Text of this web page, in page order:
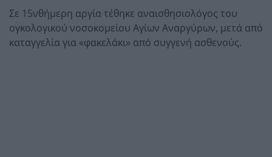
Σε 15νθήμερη αργία τέθηκε αναισθησιολόγος του
ογκολογικού νοσοκομείου Αγίων Αναργύρων, μετά από
καταγγελία για «φακελάκι» από συγγενή ασθενούς.